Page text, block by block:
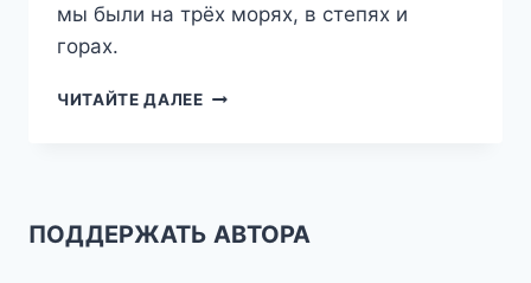
мы были на трёх морях, в степях и
горах.
ЧИТАЙТЕ ДАЛЕЕТРИ
ПОДДЕРЖАТЬ АВТОРА